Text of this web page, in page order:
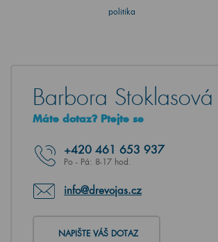
politika
Barbora Stoklasová
Máte dotaz? Ptejte se
+420 461 653 937
Po - Pá: 8-17 hod.
info@drevojas.cz
NAPIŠTE VÁŠ DOTAZ